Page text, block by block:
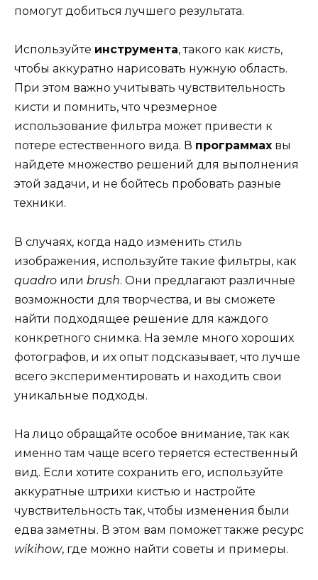
помогут добиться лучшего результата.
Используйте инструмента, такого как кисть,
чтобы аккуратно нарисовать нужную область.
При этом важно учитывать чувствительность
кисти и помнить, что чрезмерное
использование фильтра может привести к
потере естественного вида. В программах вы
найдете множество решений для выполнения
этой задачи, и не бойтесь пробовать разные
техники.
В случаях, когда надо изменить стиль
изображения, используйте такие фильтры, как
quadro или brush. Они предлагают различные
возможности для творчества, и вы сможете
найти подходящее решение для каждого
конкретного снимка. На земле много хороших
фотографов, и их опыт подсказывает, что лучше
всего экспериментировать и находить свои
уникальные подходы.
На лицо обращайте особое внимание, так как
именно там чаще всего теряется естественный
вид. Если хотите сохранить его, используйте
аккуратные штрихи кистью и настройте
чувствительность так, чтобы изменения были
едва заметны. В этом вам поможет также ресурс
wikihow, где можно найти советы и примеры.